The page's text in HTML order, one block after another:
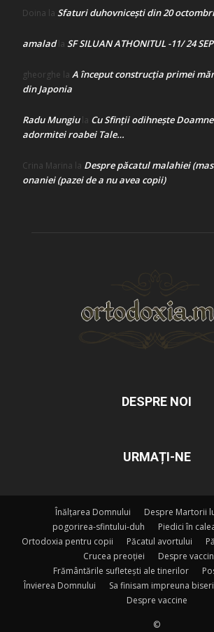
Doina la Sfaturi duhovnicești din 20
amaladla SF SILUAN ATHONITUL -11/ 24
gheorghe la A început construcţia primei
din Japonia
Radu Mungiula Cu Sfinții odihnește
adormitei roabei Tale…
Crina Marina la Despre păcatul malahiei
onaniei (pazei de a nu avea copii)
DESPRE NOI
URMAȚI-NE
Înălțarea Domnului
Despre Martorii
pogorirea-sfintului-duh
Piedici în
Ortodoxia pentru copii
Păcatul avortului
Crucea preoției
Despre
Frământările sufletești ale tinerilor
Învierea Domnului
Sa finisam impreuna
Despre vaccine
©